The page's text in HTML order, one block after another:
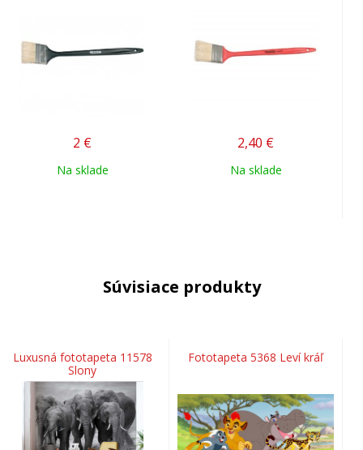
2 €
Na sklade
2,40 €
Na sklade
Súvisiace produkty
Luxusná fototapeta 11578
Slony
Fototapeta 5368 Leví kráľ